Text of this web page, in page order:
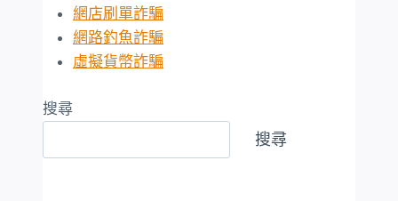
網店刷單詐騙
網路釣魚詐騙
虛擬貨幣詐騙
搜尋
搜尋